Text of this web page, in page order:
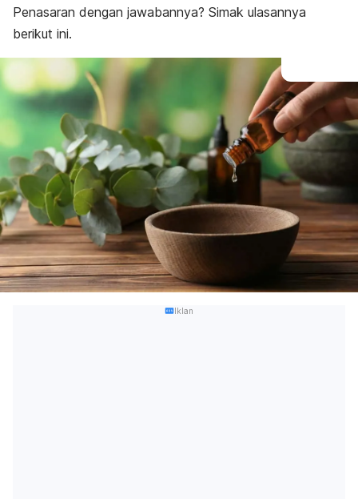
Penasaran dengan jawabannya? Simak ulasannya
berikut ini.
Iklan